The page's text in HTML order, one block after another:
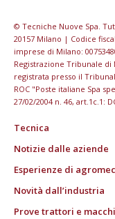
© Tecniche Nuove Spa.
20157 Milano | Codice
imprese di Milano:
Registrazione Tribunale di
registrata presso il
ROC "Poste italiane Spa
27/02/2004 n. 46, art.1c.1:
Tecnica
Notizie dalle aziende
Esperienze di
Novità dall’industria
Prove trattori e